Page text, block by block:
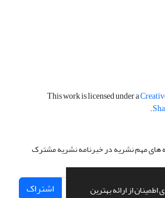
از ارائه بهترین
This work is licensed under a
.
های مهم نشریه در خبرنامه نشریه مشترک
اشتراک